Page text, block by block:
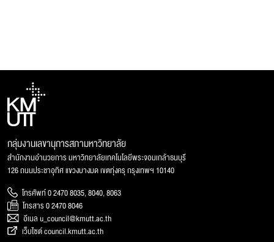
กลุ่มงานเลขานุการสภามหาวิทยาลัย
สำนักงานอำนวยการ มหาวิทยาลัยเทคโนโลยีพระจอมเกล้าธนบุรี
126 ถนนประชาอุทิศ แขวงบางมด เขตทุ่งครุ กรุงเทพฯ 10140
โทรศัพท์ 0 2470 8035, 8040, 8063
โทรสาร 0 2470 8046
อีเมล u_council@kmutt.ac.th
เว็บไซต์ council.kmutt.ac.th